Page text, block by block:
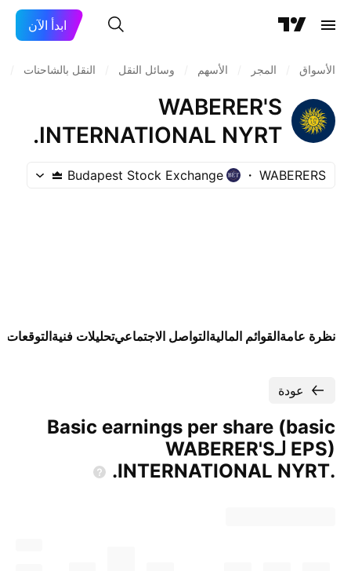
ابدأ الآن
الأسواق المجر الأسهم وسائل النقل النقل بالشاحنات
WABERER'S
INTERNATIONAL NYRT.
WABERERS
Budapest Stock Exchange
نظرة عامةالقوائم الماليةالتواصل الاجتماعيتحليلات فنيةالتوقعات
عودة
Basic earnings per share (basic
EPS) لـ‎WABERER'S
INTERNATIONAL NYRT.‎.